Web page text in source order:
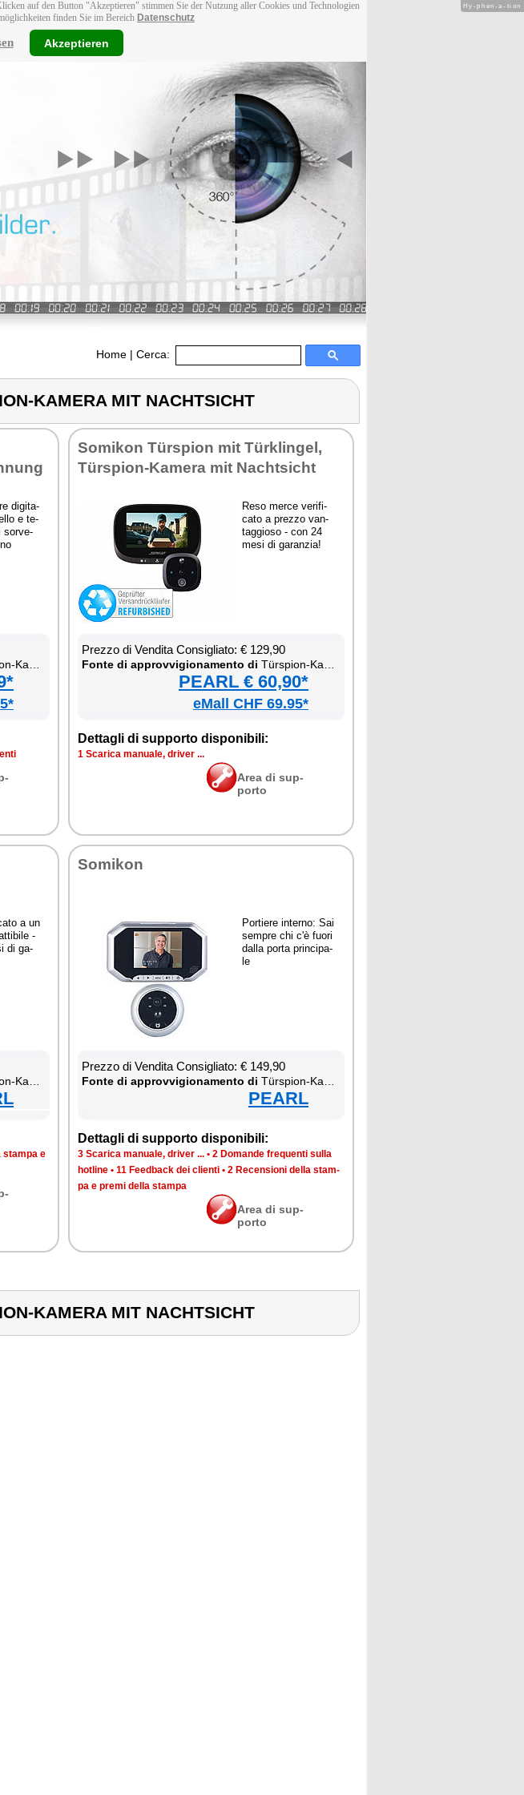
auf den Button "Akzeptieren" stimmen Sie der Nutzung aller Cookies und Technologien
finden Sie im Bereich Datenschutz
Akzeptieren
Home | Cerca:
KAMERA MIT NACHTSICHT
di­gi­ta­
e te­
sor­ve­
Na­ch­tsi­cht
So­mi­kon Türspion mit Türklin­gel,
Türspion-Ka­me­ra mit Na­ch­tsi­cht
Re­so mer­ce ve­ri­fi­
ca­to a prez­zo van­
tag­gio­so - con 24
me­si di ga­ran­zia!
Prez­zo di Ven­di­ta Con­si­glia­to: € 129,90
Fon­te di ap­prov­vi­gio­na­men­to di Türspion-Ka­me­ra mit Na­ch­tsi­cht
PEARL € 60,90*
eMall CHF 69.95*
Det­ta­gli di sup­por­to di­spo­ni­bi­li:
1 Sca­ri­ca ma­nua­le, dri­ver ...
Area di sup­
por­to
a un
-
di ga­
Na­ch­tsi­cht
stam­pa e
So­mi­kon
Por­tie­re in­ter­no: Sai
sem­pre chi c'è fuo­ri
dal­la por­ta prin­ci­pa­
le
Prez­zo di Ven­di­ta Con­si­glia­to: € 149,90
Fon­te di ap­prov­vi­gio­na­men­to di Türspion-Ka­me­ra mit Na­ch­tsi­cht
PEARL
Det­ta­gli di sup­por­to di­spo­ni­bi­li:
3 Sca­ri­ca ma­nua­le, dri­ver ... • 2 Do­man­de fre­quen­ti sul­la
ho­tli­ne • 11 Feed­back dei clien­ti • 2 Re­cen­sio­ni del­la stam­
pa e pre­mi del­la stam­pa
Area di sup­
por­to
KAMERA MIT NACHTSICHT
Hy-phen-a-tion